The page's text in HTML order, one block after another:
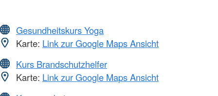
Gesundheitskurs Yoga
Karte: Link zur Google Maps Ansicht
Kurs Brandschutzhelfer
Karte: Link zur Google Maps Ansicht